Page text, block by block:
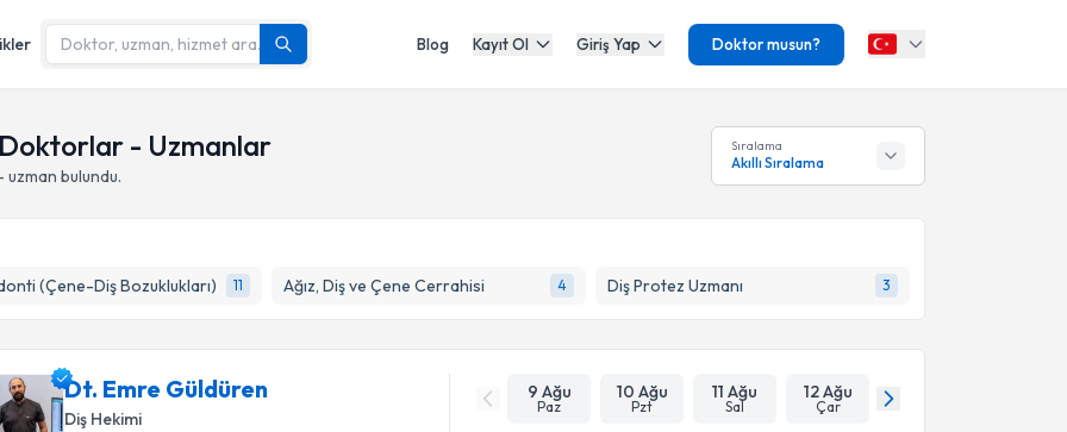
Blog Kayıt Ol Giriş Yap Doktor musun?
- Uzmanlar
bulundu.
Sıralama
Akıllı Sıralama
(Çene-Diş Bozuklukları) 11 Ağız, Diş ve Çene Cerrahisi 4 Diş Protez Uzmanı 3
Dt. Emre Güldüren
Diş Hekimi
9 Ağu
Paz
10 Ağu
Pzt
11 Ağu
Sal
12 Ağu
Çar